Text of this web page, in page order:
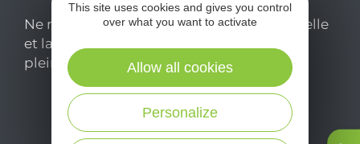
Ne manquez pas notre newsletter mensuelle
et laissez-vous inspirer pour profiter
pleinement de votre séjour en Aveyron.
Je m'abonne ici
This site uses cookies and gives you control
over what you want to activate
Personalize
Allow all cookies